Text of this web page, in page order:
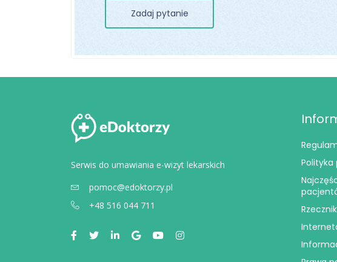
Zadaj pytanie
Serwis do umawiania e-wizyt lekarskich
pomoc@edoktorzy.pl
+48 516 044 711
Polityka